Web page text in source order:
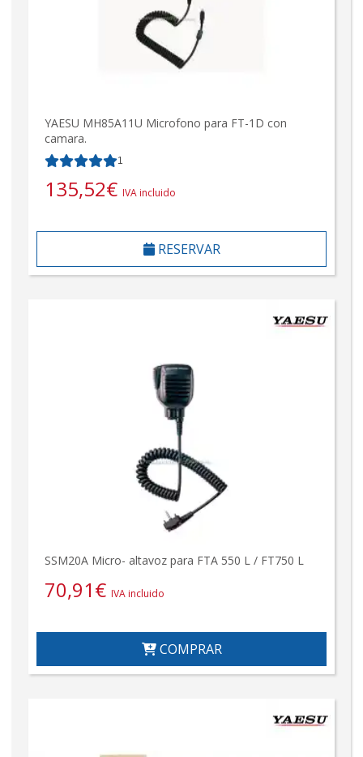
YAESU MH85A11U Microfono para FT-1D con
camara.
1
135,52€ IVA incluido
RESERVAR
SSM20A Micro- altavoz para FTA 550 L / FT750 L
70,91€ IVA incluido
COMPRAR